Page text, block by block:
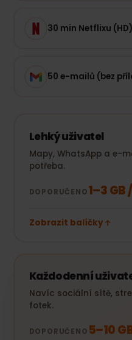
30 min Netflixu (HD)
50 e-mailů (bez
Lehký uživatel
Mapy, WhatsApp a e-
potřeba.
DOPORUČENO1–3
Zobrazit balíčky
Každodenní
Navíc sociální sítě,
fotek.
DOPORUČENO 5–10